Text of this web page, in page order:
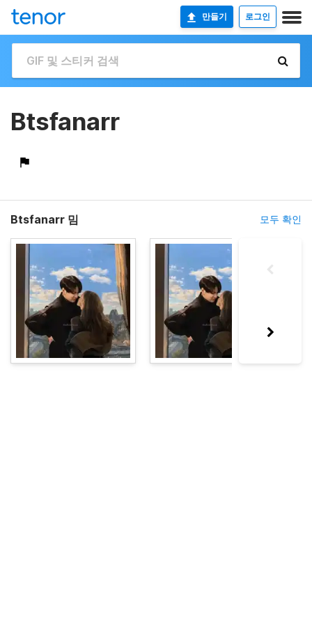
만들기 로그인
Btsfanarr
Btsfanarr 밈 모두 확인